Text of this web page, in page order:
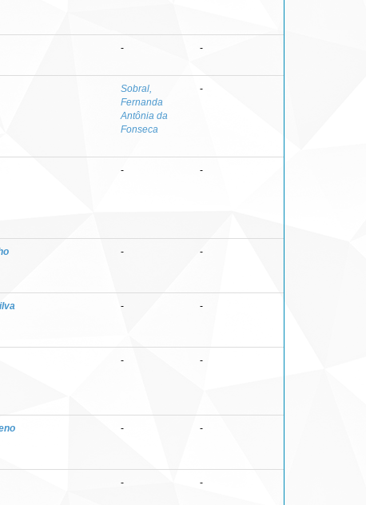
- -
Sobral,
Fernanda
Antônia da
Fonseca
-
- -
- -
- -
- -
- -
- -